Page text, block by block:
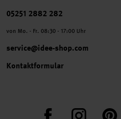
Telefonnummer
05251 2882 282
von Mo. - Fr. 08:30 - 17:00 Uhr
service@idee-shop.com
Kontaktformular
FacebookInstagram